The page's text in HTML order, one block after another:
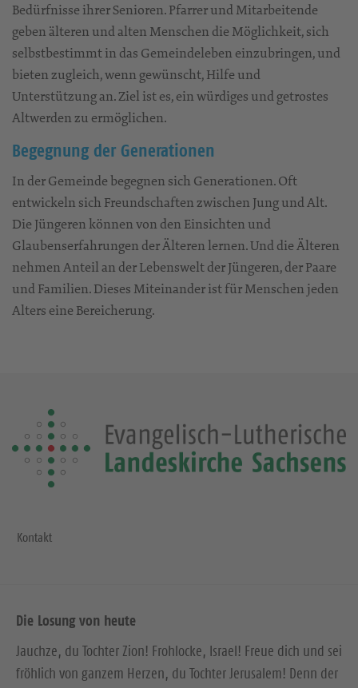
Bedürfnisse ihrer Senioren. Pfarrer und Mitarbeitende
geben älteren und alten Menschen die Möglichkeit, sich
selbstbestimmt in das Gemeindeleben einzubringen, und
bieten zugleich, wenn gewünscht, Hilfe und
Unterstützung an. Ziel ist es, ein würdiges und getrostes
Altwerden zu ermöglichen.
Begegnung der Generationen
In der Gemeinde begegnen sich Generationen. Oft
entwickeln sich Freundschaften zwischen Jung und Alt.
Die Jüngeren können von den Einsichten und
Glaubenserfahrungen der Älteren lernen. Und die Älteren
nehmen Anteil an der Lebenswelt der Jüngeren, der Paare
und Familien. Dieses Miteinander ist für Menschen jeden
Alters eine Bereicherung.
Kontakt
Die Losung von heute
Jauchze, du Tochter Zion! Frohlocke, Israel! Freue dich und sei
fröhlich von ganzem Herzen, du Tochter Jerusalem! Denn der